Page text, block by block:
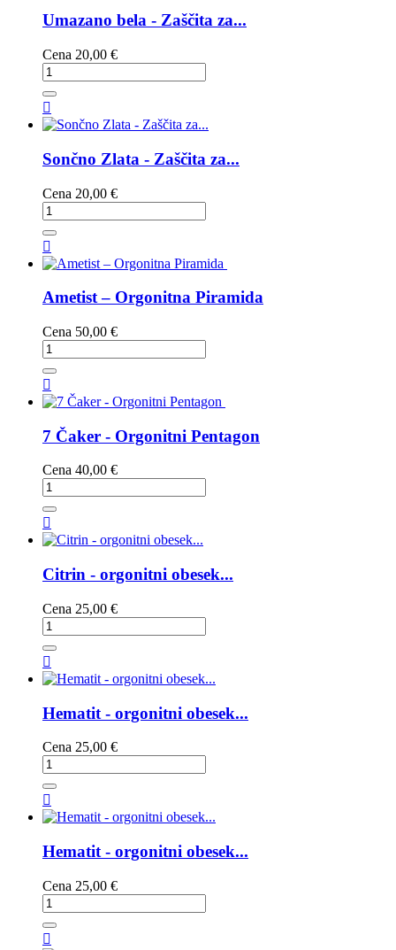
Umazano bela - Zaščita za...
Cena 20,00 €

Sončno Zlata - Zaščita za...
Cena 20,00 €

Ametist – Orgonitna Piramida
Cena 50,00 €

7 Čaker - Orgonitni Pentagon
Cena 40,00 €

Citrin - orgonitni obesek...
Cena 25,00 €

Hematit - orgonitni obesek...
Cena 25,00 €

Hematit - orgonitni obesek...
Cena 25,00 €
